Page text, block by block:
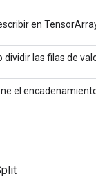
en
dividir las filas de
el